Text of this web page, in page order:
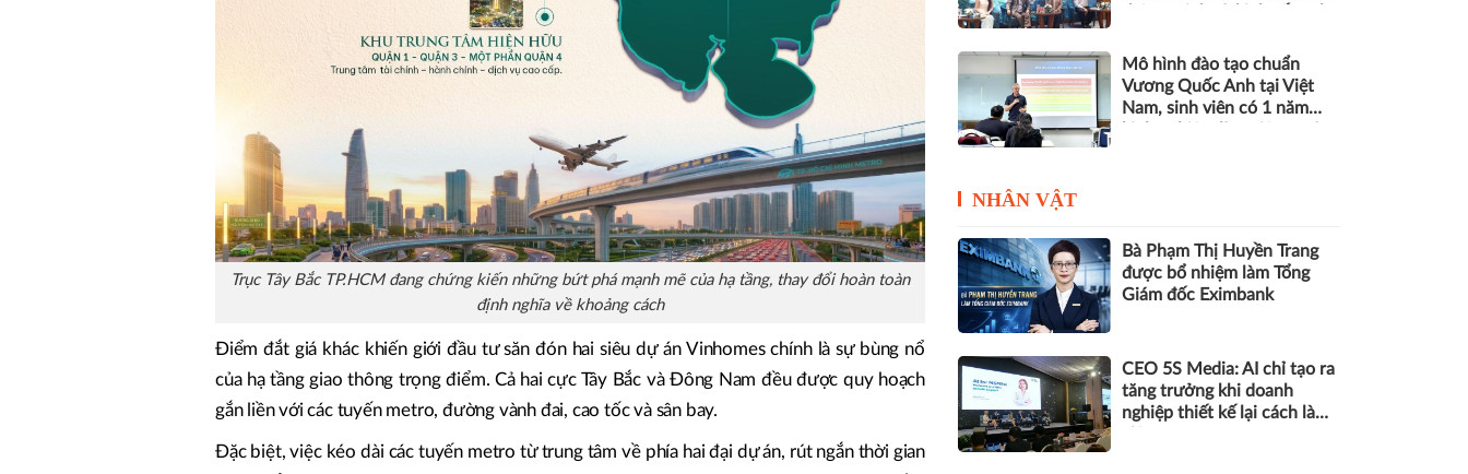
Trục Tây Bắc TP.HCM đang chứng kiến những bứt phá mạnh mẽ của hạ tầng, thay đổi hoàn toàn
định nghĩa về khoảng cách
Điểm đắt giá khác khiến giới đầu tư săn đón hai siêu dự án Vinhomes chính là sự bùng nổ
của hạ tầng giao thông trọng điểm. Cả hai cực Tây Bắc và Đông Nam đều được quy hoạch
gắn liền với các tuyến metro, đường vành đai, cao tốc và sân bay.
Đặc biệt, việc kéo dài các tuyến metro từ trung tâm về phía hai đại dự án, rút ngắn thời gian
Mô hình đào tạo chuẩn
Vương Quốc Anh tại Việt
Nam, sinh viên có 1 năm
NHÂN VẬT
Bà Phạm Thị Huyền Trang
được bổ nhiệm làm Tổng
Giám đốc Eximbank
CEO 5S Media: AI chỉ tạo ra
tăng trưởng khi doanh
nghiệp thiết kế lại cách làm